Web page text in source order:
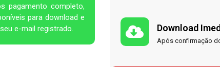
pagamento completo,
para download e
e-mail registrado.
Download
Após confirmação